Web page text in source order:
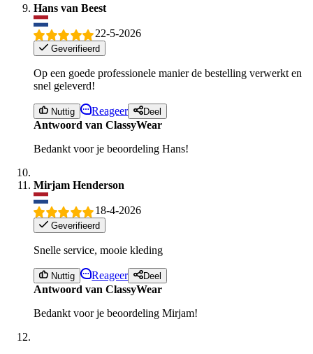
Hans van Beest
22-5-2026
Geverifieerd
Op een goede professionele manier de bestelling verwerkt en
snel geleverd!
Nuttig Reageer Deel
Antwoord van ClassyWear
Bedankt voor je beoordeling Hans!
Mirjam Henderson
18-4-2026
Geverifieerd
Snelle service, mooie kleding
Nuttig Reageer Deel
Antwoord van ClassyWear
Bedankt voor je beoordeling Mirjam!